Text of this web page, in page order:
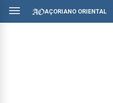
AÇORIANO ORIENTAL